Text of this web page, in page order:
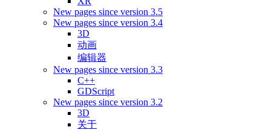
New pages since version 3.5
New pages since version 3.4
3D
动画
编辑器
New pages since version 3.3
C++
GDScript
New pages since version 3.2
3D
关于